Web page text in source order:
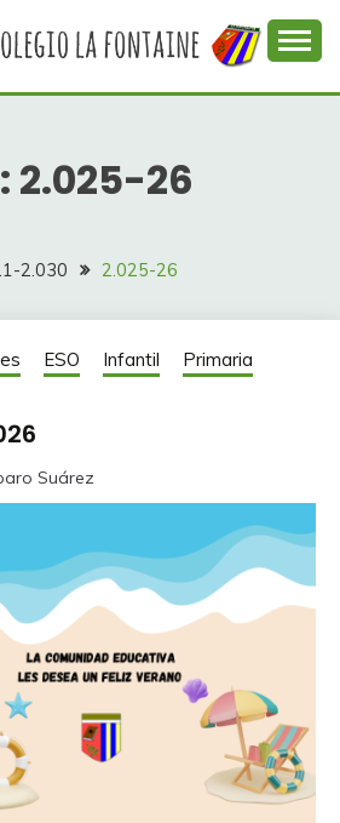
LA
2.025-26
2.030 2.025-26
ESO Infantil
Primaria
Suárez